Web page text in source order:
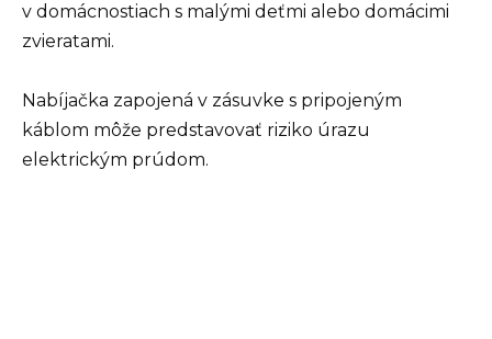
v domácnostiach s malými deťmi alebo domácimi
zvieratami.
Nabíjačka zapojená v zásuvke s pripojeným
káblom môže predstavovať riziko úrazu
elektrickým prúdom.